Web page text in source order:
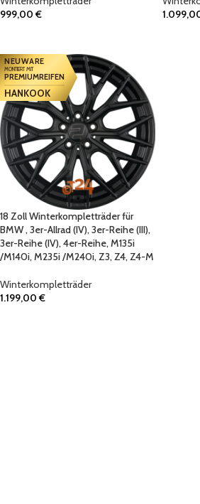
999,00€
NEUWARE
MONTIERT MIT
PREMIUMREIFEN
HANKOOK
18 Zoll Winterkompletträder für
BMW , 3er-Allrad (IV), 3er-Reihe (III),
3er-Reihe (IV), 4er-Reihe, M135i
/M140i, M235i /M240i, Z3, Z4, Z4-M
Winterkompletträder
1.199,00€